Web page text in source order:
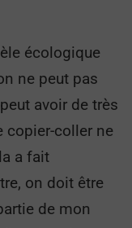
écologique
ne peut pas
avoir de très
copier-coller ne
a fait
on doit être
de mon